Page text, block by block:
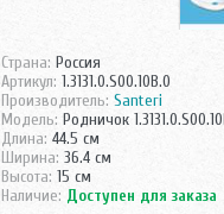
Страна: Россия
Артикул: 1.3131.0.S00.10B.0
Производитель: Santeri
Модель: Родничок
Длина: 44.5 см
Ширина: 36.4 см
Высота: 15 см
Наличие: Доступен для заказа